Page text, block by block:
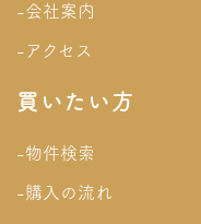
-会社案内
-アクセス
買いたい方
-物件検索
-購入の流れ